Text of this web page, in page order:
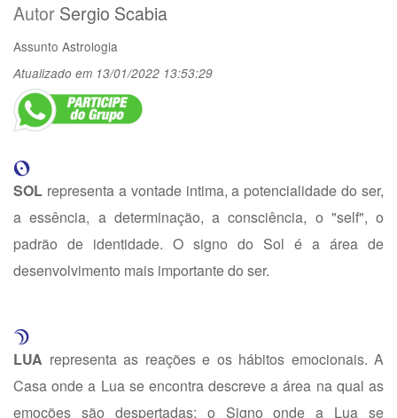
Autor Sergio Scabia
Assunto Astrologia
Atualizado em 13/01/2022 13:53:29
SOL representa a vontade intima, a potencialidade do ser,
a essência, a determinação, a consciência, o "self", o
padrão de identidade. O signo do Sol é a área de
desenvolvimento mais importante do ser.
LUA representa as reações e os hábitos emocionais. A
Casa onde a Lua se encontra descreve a área na qual as
emoções são despertadas; o Signo onde a Lua se